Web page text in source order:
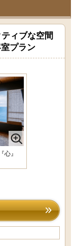
ィブな空間
プラン
』